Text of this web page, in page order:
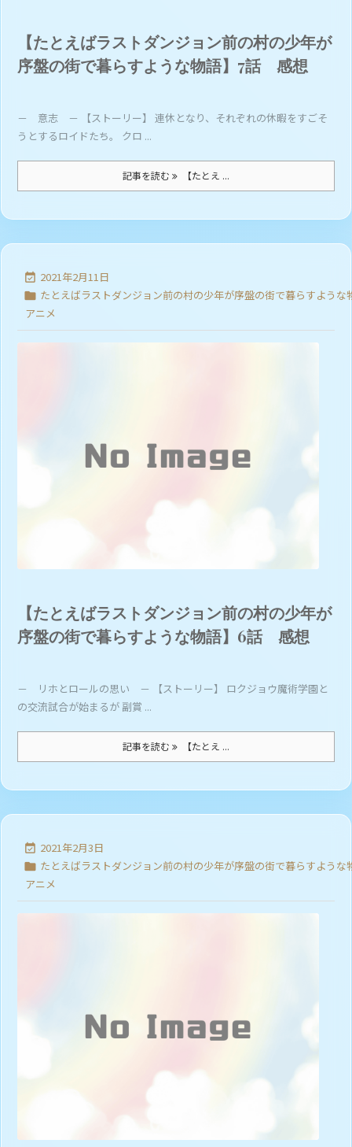
【たとえばラストダンジョン前の村の少年が
序盤の街で暮らすような物語】7話 感想
－ 意志 － 【ストーリー】 連休となり、それぞれの休暇をすごそ
うとするロイドたち。 クロ ...
記事を読む 【たとえ ...
 2021年2月11日
 たとえばラストダンジョン前の村の少年が序盤の街で暮らすような
アニメ
【たとえばラストダンジョン前の村の少年が
序盤の街で暮らすような物語】6話 感想
－ リホとロールの思い － 【ストーリー】 ロクジョウ魔術学園と
の交流試合が始まるが 副賞 ...
記事を読む 【たとえ ...
 2021年2月3日
 たとえばラストダンジョン前の村の少年が序盤の街で暮らすような
アニメ